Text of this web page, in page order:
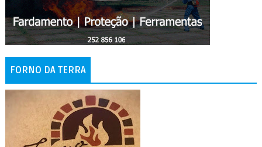
FORNO DA TERRA